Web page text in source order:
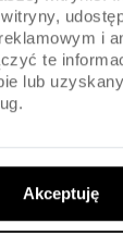
i
te
lub
Akceptuję
ALU / AHEAD /